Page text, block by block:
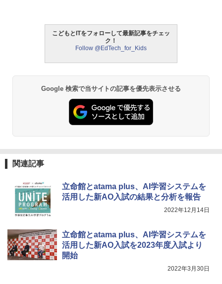
モルカ: 原子・分子に強くなるカードゲ
ーム
物理実験モデル楽器電磁気教材を教える
ダルトンボード/ゴルトンボード物理学、
4
エンジニアリングキット小さなカート -
クリエイティブトイビルド、シンプルな
メカニックキット|子供向けの可動部品、
ホリデープロジェクト、ギフトイベン
カバリーを備えたインタラクティブサイ
エンスツール
こどもとITをフォローして最新記事をチェッ
ク！
Follow @EdTech_for_Kids
Google 検索で当サイトの記事を優先表示させる
関連記事
立命館とatama plus、AI学習システムを
活用した新AO入試の結果と分析を報告
2022年12月14日
立命館とatama plus、AI学習システムを
活用した新AO入試を2023年度入試より
開始
2022年3月30日